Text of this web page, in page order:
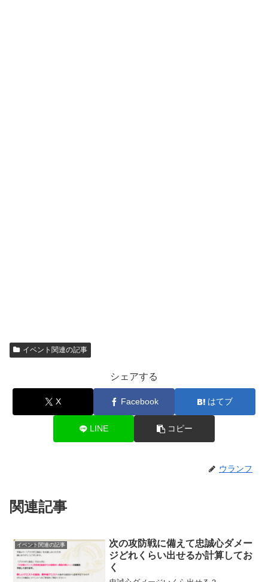
イベント関連の記事
シェアする
X Facebook はてブ
LINE コピー
ウランフ
関連記事
イベント関連の記事
次の攻防戦に備えて忠誠心ダメー
ジどれくらい出せるか計算してお
く